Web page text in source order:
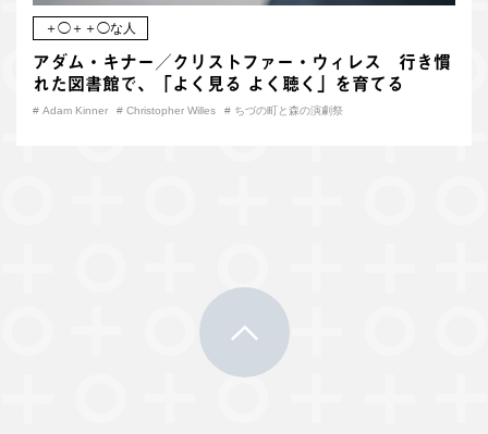
＋◯＋＋◯な人
アダム・キナー／クリストファー・ウィレス 行き慣
れた図書館で、「よく見る よく聴く」を育てる
# Adam Kinner # Christopher Willes # ちづの町と森の演劇祭